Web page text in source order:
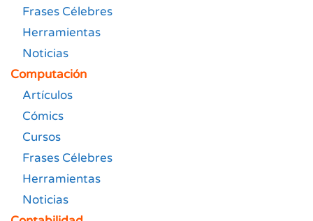
Frases Célebres
Herramientas
Noticias
Computación
Artículos
Cómics
Cursos
Frases Célebres
Herramientas
Noticias